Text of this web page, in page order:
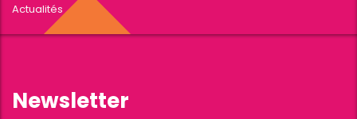
Actualités
Newsletter